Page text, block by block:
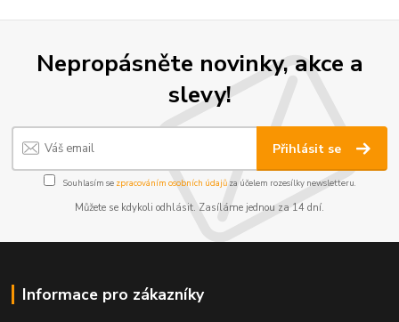
Nepropásněte novinky, akce a
slevy!
Přihlásit se
Souhlasím se zpracováním osobních údajůza účelem rozesílky newsletteru.
Můžete se kdykoli odhlásit. Zasíláme jednou za 14 dní.
Informace pro zákazníky